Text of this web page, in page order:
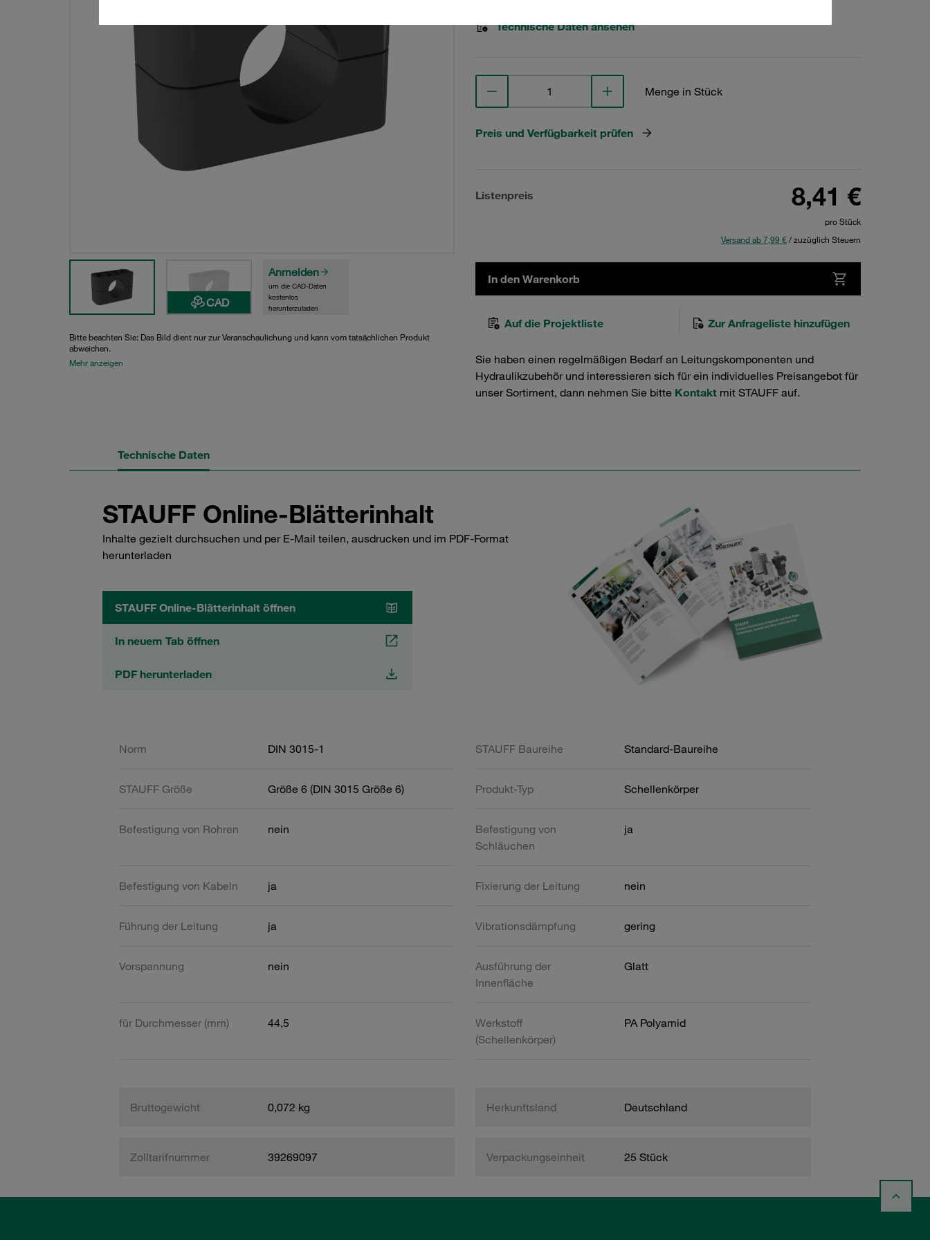
CAD
Anmelden
um die CAD-Daten
kostenlos
herunterzuladen
Bitte beachten Sie: Das Bild dient nur zur Veranschaulichung und kann vom tatsächlichen Produkt
abweichen.
Mehr anzeigen
Technische Daten ansehen
Menge in Stück
Preis und Verfügbarkeit prüfen
Listenpreis 8,41 €
pro Stück
Versand ab 7,99 €/ zuzüglich Steuern
In den Warenkorb
Auf die Projektliste Zur Anfrageliste hinzufügen
Sie haben einen regelmäßigen Bedarf an Leitungskomponenten und
Hydraulikzubehör und interessieren sich für ein individuelles Preisangebot für
unser Sortiment, dann nehmen Sie bitte Kontakt mit STAUFF auf.
Technische Daten
STAUFF Online-Blätterinhalt
Inhalte gezielt durchsuchen und per E-Mail teilen, ausdrucken und im PDF-Format
herunterladen
STAUFF Online-Blätterinhalt öffnen
In neuem Tab öffnen
PDF herunterladen
Norm DIN 3015-1 STAUFF Baureihe Standard-Baureihe
STAUFF Größe Größe 6 (DIN 3015 Größe 6) Produkt-Typ Schellenkörper
Befestigung von Rohren nein
Befestigung von
Schläuchen
ja
Befestigung von Kabeln ja Fixierung der Leitung nein
Führung der Leitung ja Vibrationsdämpfung gering
Vorspannung nein
Ausführung der
Innenfläche
Glatt
für Durchmesser (mm) 44,5
Werkstoff
(Schellenkörper)
PA Polyamid
Bruttogewicht 0,072 kg Herkunftsland Deutschland
Zolltarifnummer 39269097 Verpackungseinheit 25 Stück